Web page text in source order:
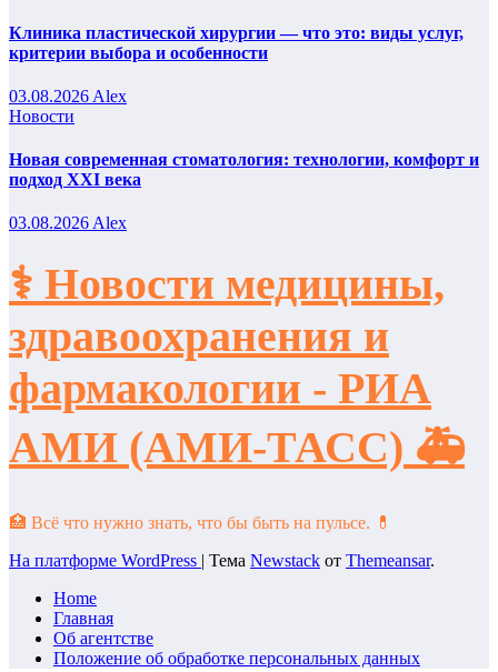
Клиника пластической хирургии — что это: виды услуг,
критерии выбора и особенности
03.08.2026 Alex
Новости
Новая современная стоматология: технологии, комфорт и
подход XXI века
03.08.2026 Alex
⚕️ Новости медицины,
здравоохранения и
фармакологии - РИА
АМИ (АМИ-ТАСС) 🚑
🏥 Всё что нужно знать, что бы быть на пульсе. 💊
На платформе WordPress | Тема Newstack от Themeansar.
Home
Главная
Об агентстве
Положение об обработке персональных данных